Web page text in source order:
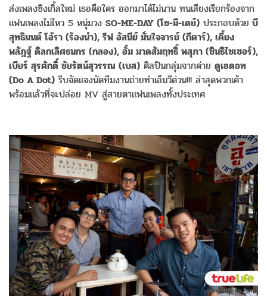
ส่งเพลงซิงเกิ้ลใหม่ เธอคือใคร ออกมาได้ไม่นาน ทนเสียงเรียกร้องจาก
แฟนเพลงไม่ไหว 5 หนุ่มวง SO-ME-DAY (โซ-มี-เดย์) ประกอบด้วย บี
สุทธิมนต์ โอ้รา (ร้องนำ), รีฟ อัสนีย์ มั่นใจจารย์ (กีตาร์), เคี้ยง
พลัฎฐ์ ดิลกเลิศธนกร (กลอง), อั๋ม มาดสัมฤทธิ์ พสุภา (ซินธิไซเซอร์),
เบียร์ สุรศักดิ์ ชัยรัตน์สุวรรณ (เบส) ศิลปินกลุ่มจากค่าย ดูเอดอท
(Do A Dot) รีบจัดแจงนัดทีมงานถ่ายทำเอ็มวีด่วน!!! ล่าสุดพวกเค้า
พร้อมแล้วที่จะปล่อย MV สู่สายตาแฟนเพลงทั้งประเทศ